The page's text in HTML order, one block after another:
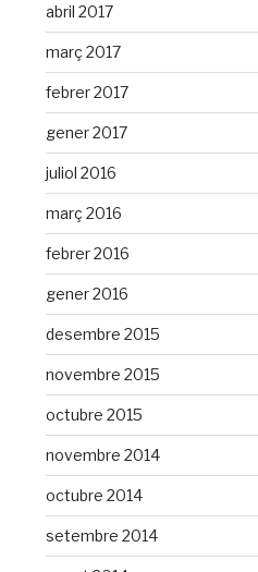
abril 2017
març 2017
febrer 2017
gener 2017
juliol 2016
març 2016
febrer 2016
gener 2016
desembre 2015
novembre 2015
octubre 2015
novembre 2014
octubre 2014
setembre 2014